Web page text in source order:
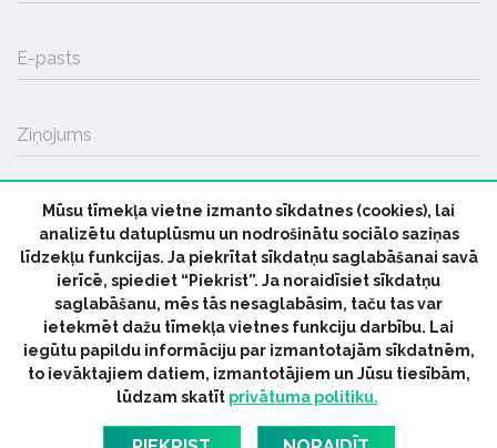
E-pasts
Ziņojums
SŪTĪT
© 2026 parmuziku.lv, visas tiesības paturētas
ParMuziku.lv Mūzikas Ziņas
Industrijas Ziņas
Industrijas ABC
Mūzika Biznesam
Latvijas oficiālais
Mūsu tīmekļa vietne izmanto sīkdatnes (cookies), lai
analizētu datuplūsmu un nodrošinātu sociālo saziņas
līdzekļu funkcijas. Ja piekrītat sīkdatņu saglabāšanai savā
ierīcē, spiediet “Piekrist”. Ja noraidīsiet sīkdatņu
saglabāšanu, mēs tās nesaglabāsim, taču tas var
ietekmēt dažu tīmekļa vietnes funkciju darbību. Lai
iegūtu papildu informāciju par izmantotajām sīkdatnēm,
to ievāktajiem datiem, izmantotājiem un Jūsu tiesībām,
lūdzam skatīt privātuma politiku.